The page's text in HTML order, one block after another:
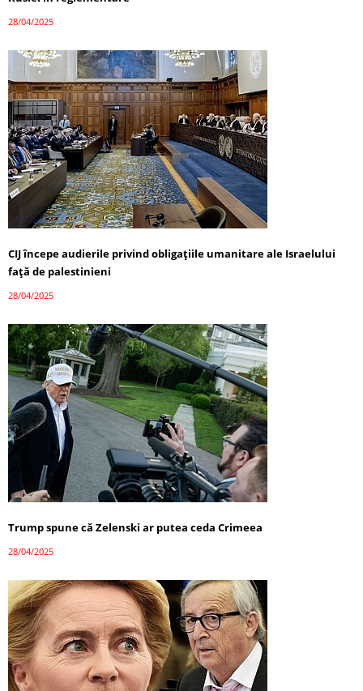
28/04/2025
CIJ începe audierile privind obligațiile umanitare ale Israelului
față de palestinieni
28/04/2025
Trump spune că Zelenski ar putea ceda Crimeea
28/04/2025